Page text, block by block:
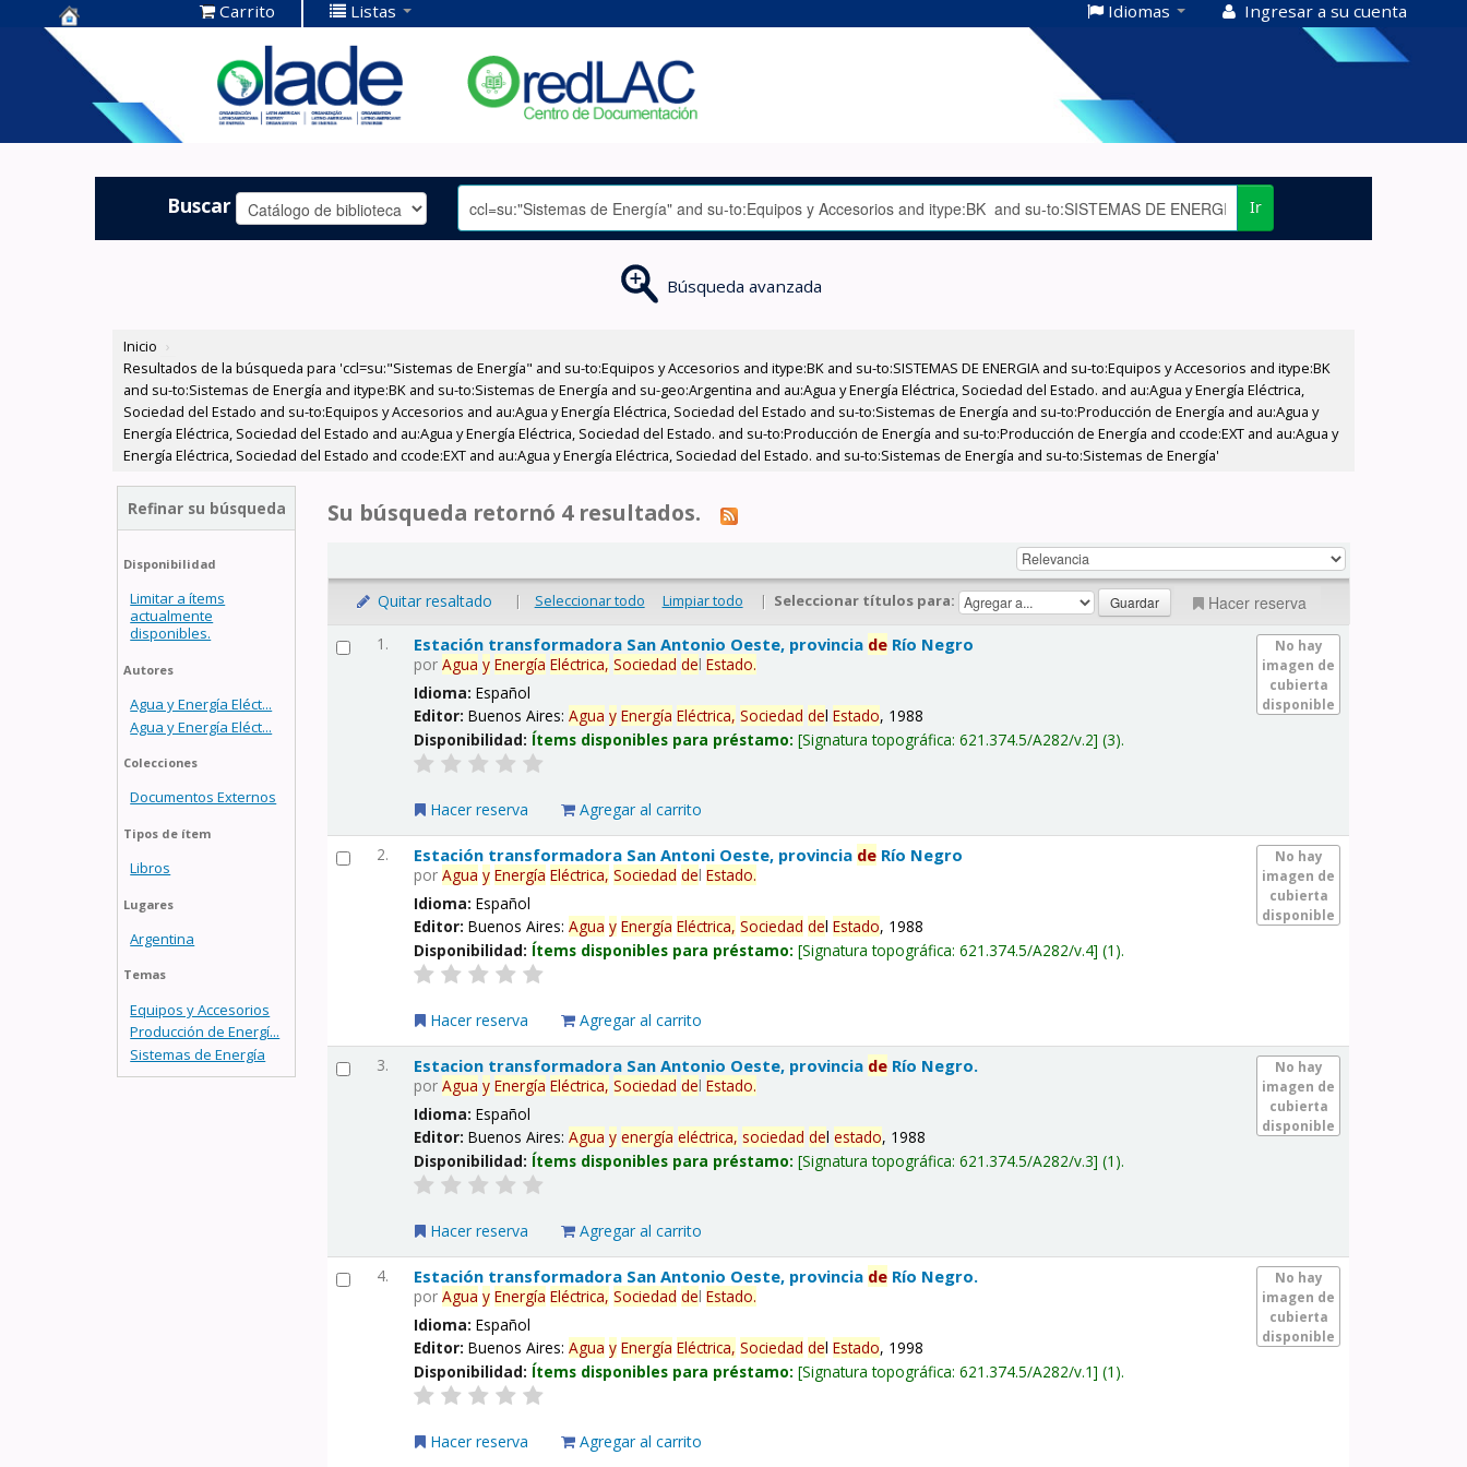
Centro de
Documentación
OLADE -
Carrito Listas Idiomas Ingresar a su cuenta
Buscar Ir
Búsqueda avanzada
Inicio ›
Resultados de la búsqueda para 'ccl=su:"Sistemas de Energía" and su-to:Equipos y Accesorios and itype:BK and su-to:SISTEMAS DE ENERGIA and su-to:Equipos y Accesorios and itype:BK
and su-to:Sistemas de Energía and itype:BK and su-to:Sistemas de Energía and su-geo:Argentina and au:Agua y Energía Eléctrica, Sociedad del Estado. and au:Agua y Energía Eléctrica,
Sociedad del Estado and su-to:Equipos y Accesorios and au:Agua y Energía Eléctrica, Sociedad del Estado and su-to:Sistemas de Energía and su-to:Producción de Energía and au:Agua y
Energía Eléctrica, Sociedad del Estado and au:Agua y Energía Eléctrica, Sociedad del Estado. and su-to:Producción de Energía and su-to:Producción de Energía and ccode:EXT and au:Agua y
Energía Eléctrica, Sociedad del Estado and ccode:EXT and au:Agua y Energía Eléctrica, Sociedad del Estado. and su-to:Sistemas de Energía and su-to:Sistemas de Energía'
Refinar su búsqueda
Disponibilidad
Limitar a ítems
actualmente
disponibles.
Autores
Agua y Energía Eléct...
Agua y Energía Eléct...
Colecciones
Documentos Externos
Tipos de ítem
Libros
Lugares
Argentina
Temas
Equipos y Accesorios
Producción de Energí...
Sistemas de Energía
Su búsqueda retornó 4 resultados.
Quitar resaltado | Seleccionar todo Limpiar todo | Seleccionar títulos para: Hacer reserva
1.
No hay
imagen de
cubierta
disponible
Estación transformadora San Antonio Oeste, provincia de Río Negro
porAgua y Energía Eléctrica, Sociedad delEstado.
Idioma:Español
Editor:Buenos Aires:Agua y Energía Eléctrica, Sociedad delEstado, 1988
Disponibilidad: Ítems disponibles para préstamo: Signatura topográfica:621.374.5/A282/v.2 (3).
Hacer reserva Agregar al carrito
2.
No hay
imagen de
cubierta
disponible
Estación transformadora San Antoni Oeste, provincia de Río Negro
porAgua y Energía Eléctrica, Sociedad delEstado.
Idioma:Español
Editor:Buenos Aires:Agua y Energía Eléctrica, Sociedad delEstado, 1988
Disponibilidad: Ítems disponibles para préstamo: Signatura topográfica:621.374.5/A282/v.4 (1).
Hacer reserva Agregar al carrito
3.
No hay
imagen de
cubierta
disponible
Estacion transformadora San Antonio Oeste, provincia de Río Negro.
porAgua y Energía Eléctrica, Sociedad delEstado.
Idioma:Español
Editor:Buenos Aires:Agua y energía eléctrica, sociedad delestado, 1988
Disponibilidad: Ítems disponibles para préstamo: Signatura topográfica:621.374.5/A282/v.3 (1).
Hacer reserva Agregar al carrito
4.
No hay
imagen de
cubierta
disponible
Estación transformadora San Antonio Oeste, provincia de Río Negro.
porAgua y Energía Eléctrica, Sociedad delEstado.
Idioma:Español
Editor:Buenos Aires:Agua y Energía Eléctrica, Sociedad delEstado, 1998
Disponibilidad: Ítems disponibles para préstamo: Signatura topográfica:621.374.5/A282/v.1 (1).
Hacer reserva Agregar al carrito